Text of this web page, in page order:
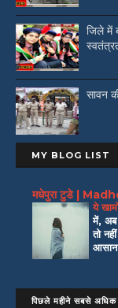
जिले में
सावन
MY BLOG LIST
मधेपुरा टुडे |
ये
में, अब
तो
आसान
पिछले महीने सबसे अधिक